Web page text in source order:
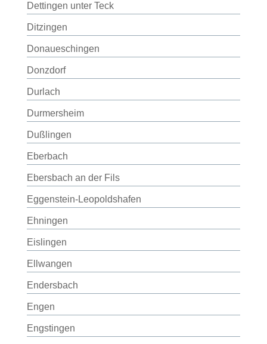
Dettingen unter Teck
Ditzingen
Donaueschingen
Donzdorf
Durlach
Durmersheim
Dußlingen
Eberbach
Ebersbach an der Fils
Eggenstein-Leopoldshafen
Ehningen
Eislingen
Ellwangen
Endersbach
Engen
Engstingen